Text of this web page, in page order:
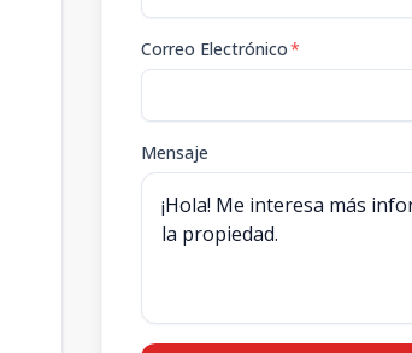
Correo Electrónico*
Mensaje